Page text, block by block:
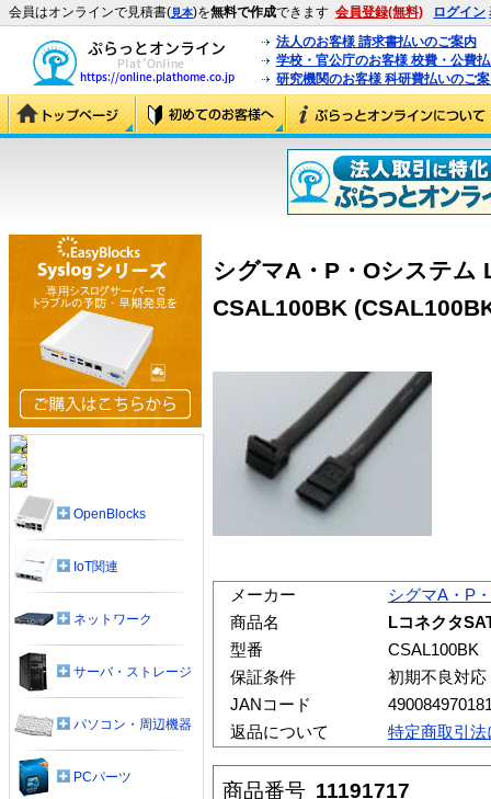
会員はオンラインで見積書(見本)を無料で作成できます 会員登録(無料) ログイン
法人のお客様 請求書払いのご案内
学校・官公庁のお客様 校費・公費
研究機関のお客様 科研費払いのご
シグマA・P・Oシステム
CSAL100BK
メーカー
シグマA・P
商品名
Lコネクタ
型番
CSAL100BK
保証条件
初期不良対
JANコード
返品について
特定商取引
商品番号 11191717
OpenBlocks
IoT関連
ネットワーク
サーバ・ストレージ
パソコン・周辺機器
PCパーツ